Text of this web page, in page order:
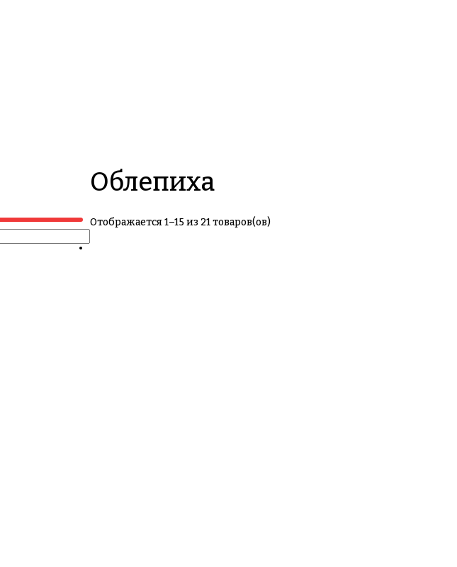
Облепиха
Отображается 1–15 из 21 товаров(ов)